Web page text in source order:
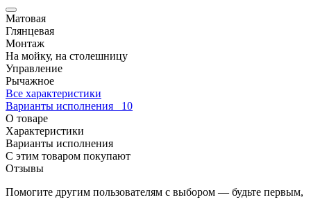
Матовая
Глянцевая
Монтаж
На мойку, на столешницу
Управление
Рычажное
Все характеристики
Варианты исполнения 10
О товаре
Характеристики
Варианты исполнения
С этим товаром покупают
Отзывы
Помогите другим пользователям с выбором — будьте первым,